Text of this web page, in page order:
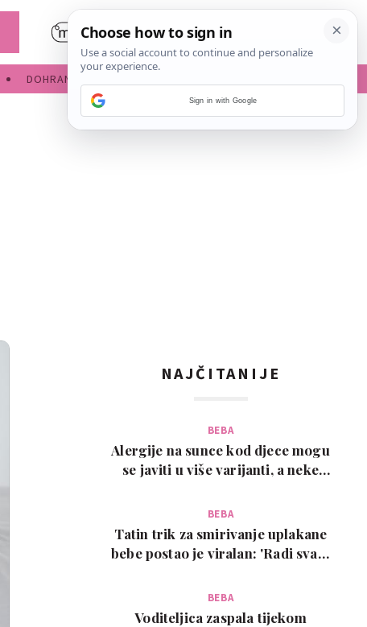
DOHRANA
NAJČITANIJE
BEBA
Alergije na sunce kod djece mogu
se javiti u više varijanti, a neke
BEBA
Tatin trik za smirivanje uplakane
bebe postao je viralan: 'Radi svaki
BEBA
Voditeljica zaspala tijekom
Sign in with Google